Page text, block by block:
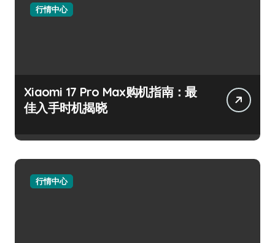
行情中心
Xiaomi 17 Pro Max购机指南：最
佳入手时机揭晓
行情中心